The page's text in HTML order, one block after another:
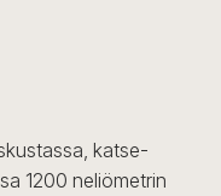
katse-
1200 neliömetrin